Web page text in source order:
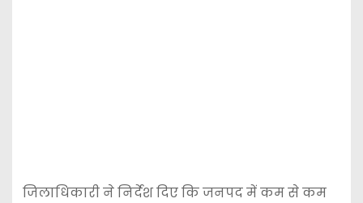
जिलाधिकारी ने निर्देश दिए कि जनपद में कम से कम